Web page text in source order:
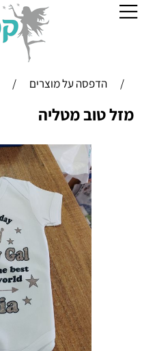
/ הדפסה על מוצרים /
מזל טוב מטליה